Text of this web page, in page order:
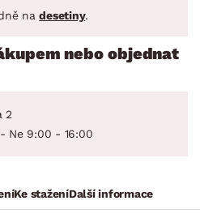
nadesetiny.
nebo objednat
2
Ne 9:00 - 16:00
Ke staženíDalší informace